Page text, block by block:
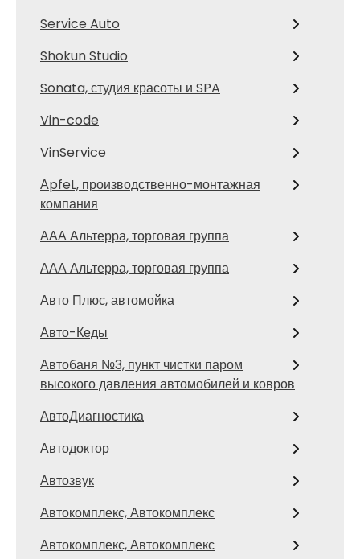
Service Auto
Shokun Studio
Sonata, студия красоты и SPA
Vin-code
VinService
АpfeL, производственно-монтажная
компания
ААА Альтерра, торговая группа
ААА Альтерра, торговая группа
Авто Плюс, автомойка
Авто-Кеды
Автобаня №3, пункт чистки паром
высокого давления автомобилей и ковров
АвтоДиагностика
Автодоктор
Автозвук
Автокомплекс, Автокомплекс
Автокомплекс, Автокомплекс